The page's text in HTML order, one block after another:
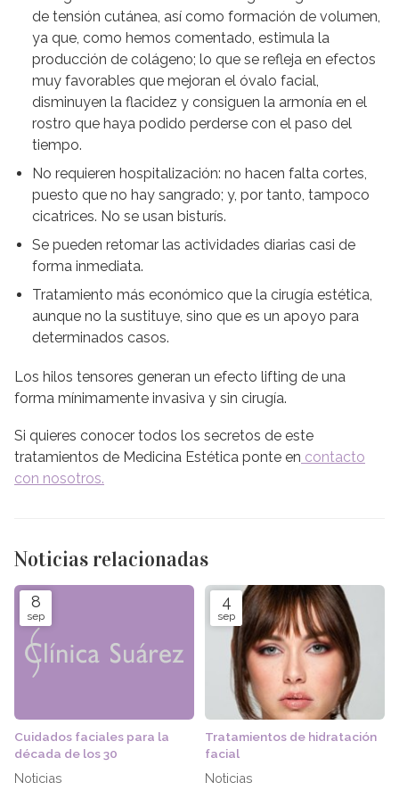
de tensión cutánea, así como formación de volumen,
ya que, como hemos comentado, estimula la
producción de colágeno; lo que se refleja en efectos
muy favorables que mejoran el óvalo facial,
disminuyen la flacidez y consiguen la armonía en el
rostro que haya podido perderse con el paso del
tiempo.
No requieren hospitalización: no hacen falta cortes,
puesto que no hay sangrado; y, por tanto, tampoco
cicatrices. No se usan bisturís.
Se pueden retomar las actividades diarias casi de
forma inmediata.
Tratamiento más económico que la cirugía estética,
aunque no la sustituye, sino que es un apoyo para
determinados casos.
Los hilos tensores generan un efecto lifting de una
forma mínimamente invasiva y sin cirugía.
Si quieres conocer todos los secretos de este
tratamientos de Medicina Estética ponte en contacto
con nosotros.
Noticias relacionadas
8
sep
Cuidados faciales para la
década de los 30
Noticias
4
sep
Tratamientos de hidratación
facial
Noticias